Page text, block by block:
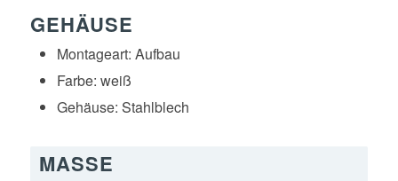
GEHÄUSE
Montageart: Aufbau
Farbe: weiß
Gehäuse: Stahlblech
MASSE